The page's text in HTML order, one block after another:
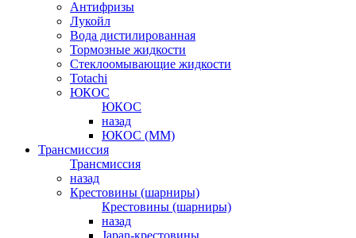
Антифризы
Лукойл
Вода дистилированная
Тормозные жидкости
Стеклоомывающие жидкости
Totachi
ЮКОС
ЮКОС
назад
ЮКОС (ММ)
Трансмиссия
Трансмиссия
назад
Крестовины (шарниры)
Крестовины (шарниры)
назад
Japan-крестовины